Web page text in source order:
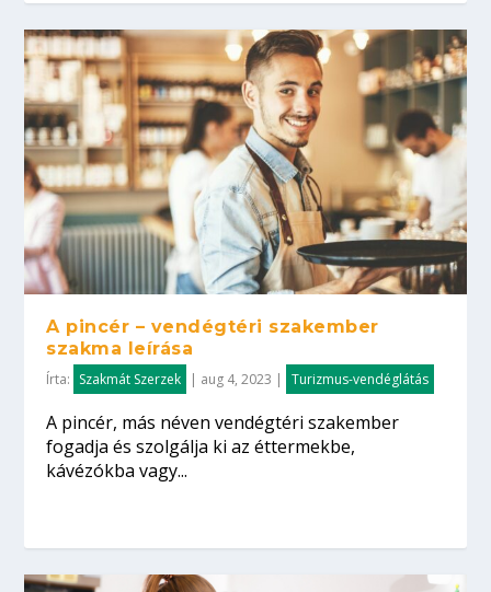
A pincér – vendégtéri szakember
szakma leírása
Írta: Szakmát Szerzek | aug 4, 2023 | Turizmus-vendéglátás
A pincér, más néven vendégtéri szakember
fogadja és szolgálja ki az éttermekbe,
kávézókba vagy...